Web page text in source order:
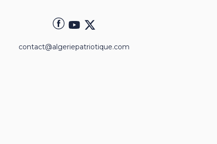
contact@algeriepatriotique.com